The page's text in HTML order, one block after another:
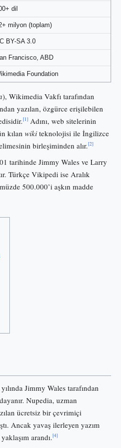
dil
milyon (toplam)
BY-SA 3.0
Francisco, ABD
Foundation
), Wikimedia Vakfı tarafından
yazılan, özgürce erişilebilen
[1] Adını, web sitelerinin
kılan wiki teknolojisi ile İngilizce
birleşiminden alır.[2]
tarihinde Jimmy Wales ve Larry
Türkçe Vikipedi ise Aralık
500.000’i aşkın madde
Jimmy Wales tarafından
Nupedia, uzman
ücretsiz bir çevrimiçi
Ancak yavaş ilerleyen yazım
arandı.[4]